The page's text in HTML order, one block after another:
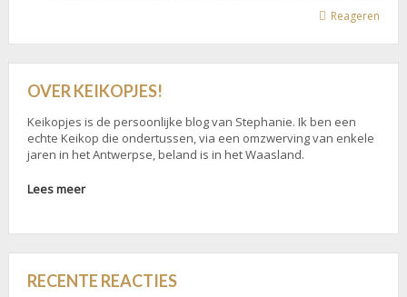
Reageren
OVER KEIKOPJES!
Keikopjes is de persoonlijke blog van Stephanie. Ik ben een
echte Keikop die ondertussen, via een omzwerving van enkele
jaren in het Antwerpse, beland is in het Waasland.
Lees meer
RECENTE REACTIES